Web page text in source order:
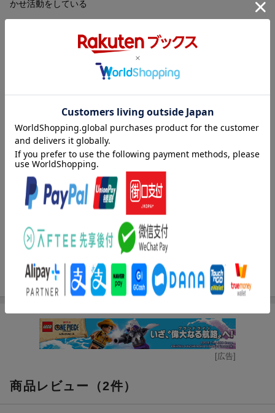
かせ活動をしている
木版画家。年１〜２回作品を発表しつつ、絵本・童話の挿絵、装
丁など幅広い分野で活躍（本データはこの書籍が刊行された当時
に掲載されていたものです）
内容紹介（情報提供：絵本ナビ）
「自分にぴったりのものってどうやって見つけるの？」あたら
しいおうちをつくろうと考えているさるくん。でも、どんな家
をつくればいいのか、どんな家が自分にあっているのか、わか
りません。「どんな家がいいかなあ？」と悩むさるくんに、通
りがかったねずみさんが自分のおうちを見せてくれます。それ
をきっかけに、他の動物さんたちも、おうちに招待してくれま
す。 みんなのおうちを見ていくうちに、さるくんはみんなが
自分のからだの大きさや、好きなことにぴったりのおうちに住
んでいることに気づきます。さて、さるくんはどんなおうちを
つくったのでしょうか……！？村田エミコさんの版画絵がなん
ちの住んでいるおうちによって、横にめくったり縦に広げたり
して眺めます。すると、ぐっと奥行が出たり、どどーんと高さ
が出たりと、シーンによってまったく空間の印象がちがって見
たりなんだ、きりんさんにぴったりなんだ……と考えながら、
自分にぴったりってどんな家だろう？ と真剣に考えるさるく
[広告]
商品レビュー（2件）